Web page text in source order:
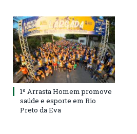
1º Arrasta Homem promove
saúde e esporte em Rio
Preto da Eva